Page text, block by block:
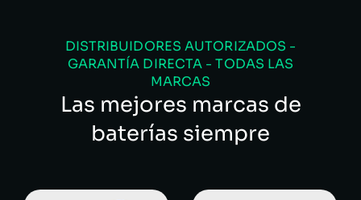
DISTRIBUIDORES AUTORIZADOS -
GARANTÍA DIRECTA - TODAS LAS
MARCAS
Las mejores marcas de
baterías siempre